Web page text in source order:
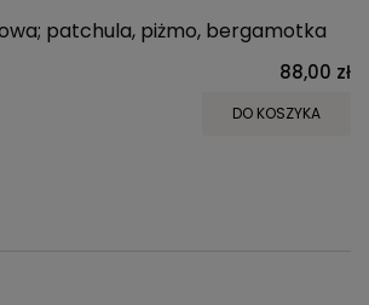
patchula, piżmo, bergamotka
88,00 zł
DO KOSZYKA